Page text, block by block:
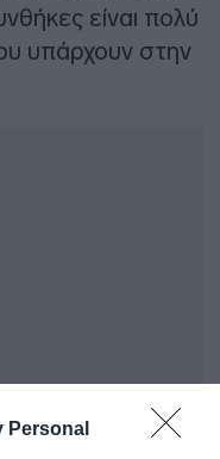
Personal
είναι πολύ
υπάρχουν στην